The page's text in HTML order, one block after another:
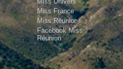
Miss France
Miss Réunion
Facebook Miss
Réunion